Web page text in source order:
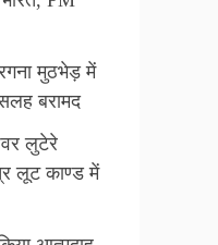
मुठभेड़ में
बरामद
लुटेरे
लूट काण्‍ड में